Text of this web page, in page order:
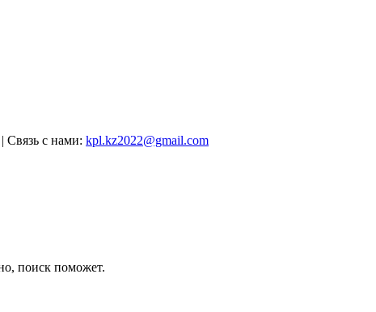
Связь с нами: kpl.kz2022@gmail.com
поиск поможет.